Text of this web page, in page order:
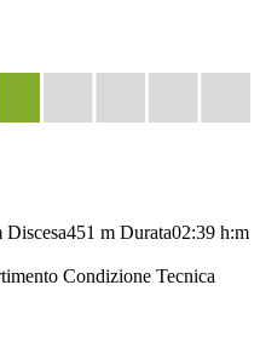
Discesa451 m Durata02:39 h:m
Condizione Tecnica